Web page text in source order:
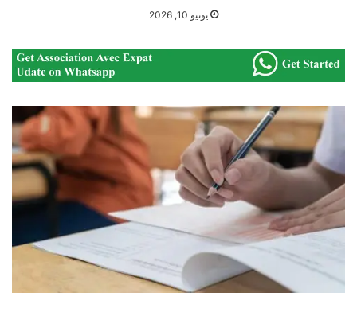
يونيو 10, 2026